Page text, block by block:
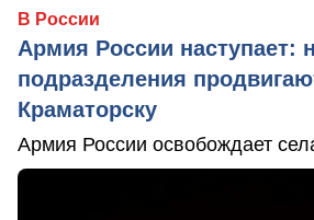
В России
Армия России наступает:
подразделения
Краматорску
Армия России освобождает